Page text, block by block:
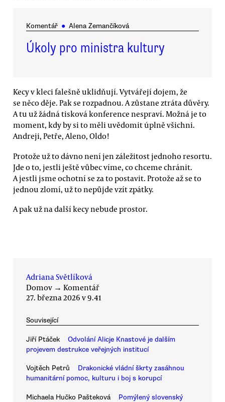
Komentář ● Alena Zemančíková
Úkoly pro ministra kultury
Kecy v kleci falešně uklidňují. Vytvářejí dojem, že
se něco děje. Pak se rozpadnou. A zůstane ztráta důvěry.
A tu už žádná tisková konference nespraví. Možná je to
moment, kdy by si to měli uvědomit úplně všichni.
Andreji, Petře, Aleno, Oldo!
Protože už to dávno není jen záležitost jednoho resortu.
Jde o to, jestli ještě vůbec víme, co chceme chránit.
A jestli jsme ochotní se za to postavit. Protože až se to
jednou zlomí, už to nepůjde vzít zpátky.
A pak už na další kecy nebude prostor.
Adriana Světlíková
Domov → Komentář
27. března 2026 v 9.41
Související
Jiří Ptáček
Odvolání Alicje Knastové je dalším
projevem destrukce veřejných institucí
Vojtěch Petrů
Drakonické vládní škrty zasáhnou
humanitární pomoc, kulturu i boj s korupcí
Michaela Hučko Pašteková
Pomýlený slovenský